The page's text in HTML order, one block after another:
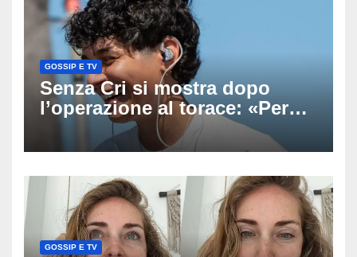
GOSSIP E TV
Senza Cri si mostra dopo
l’operazione al torace: «Per
anni mi sentivo in trappola», il
racconto sul difficile percorso
GOSSIP E TV